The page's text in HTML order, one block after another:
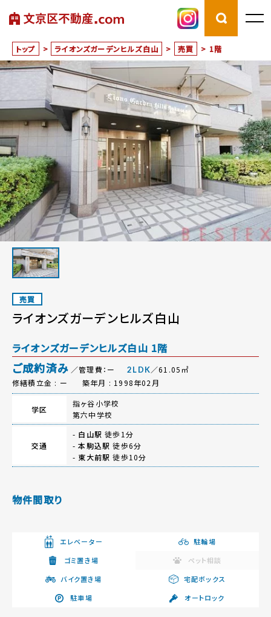
トップ > ライオンズガーデンヒルズ白山 > 売買 > 1階
売買
ライオンズガーデンヒルズ白山
ライオンズガーデンヒルズ白山 1階
ご成約済み ／管理費：ー 2LDK／61.05㎡
修繕積立金 : ー
築年月 : 1998年02月
学区
指ヶ谷小学校
第六中学校
交通
- 白山駅 徒歩1分
-本駒込駅 徒歩6分
- 東大前駅 徒歩10分
物件間取り
エレベーター
駐輪場
ゴミ置き場
ペット相談
バイク置き場
宅配ボックス
駐車場
オートロック